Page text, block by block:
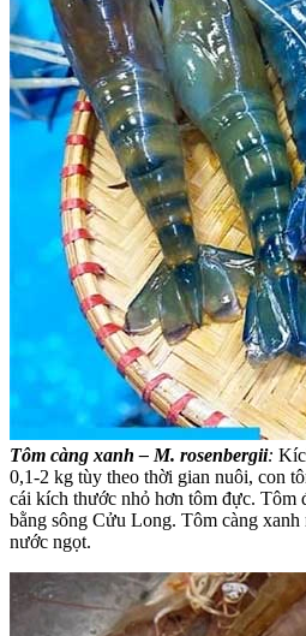
Tôm càng xanh – M. rosenbergii:
0,1-2 kg tùy theo thời gian nuôi, con
cái kích thước nhỏ hơn tôm đực.
bằng sông Cửu Long. Tôm càng
nước ngọt.